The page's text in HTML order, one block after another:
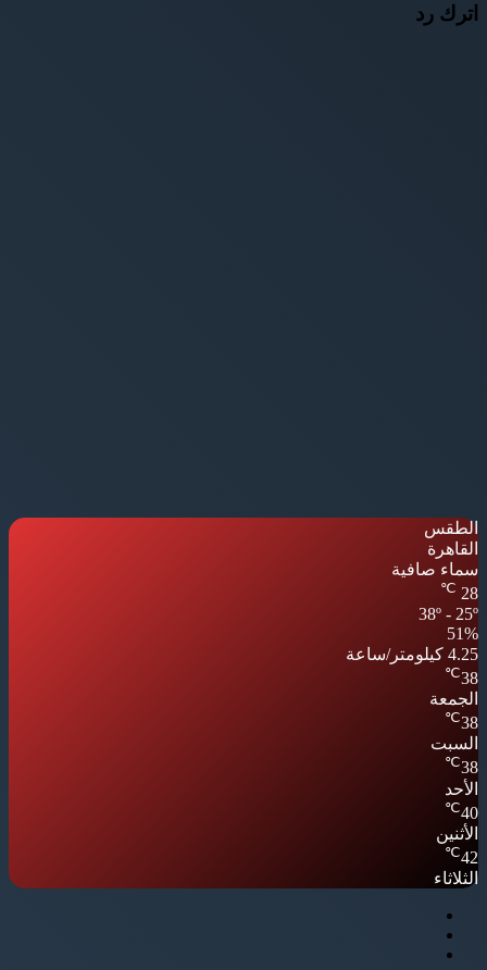
اترك رد
الطقس
القاهرة
سماء صافية
28
℃
38º - 25º
51%
4.25 كيلومتر/ساعة
38
℃
الجمعة
38
℃
السبت
38
℃
الأحد
40
℃
الأثنين
42
℃
الثلاثاء